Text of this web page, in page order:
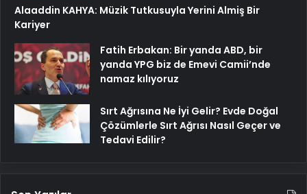
Alaaddin KAHYA: Müzik Tutkusuyla Yerini Almiş Bir
Kariyer
Fatih Erbakan: Bir yanda ABD, bir
yanda YPG biz de Emevi Camii’nde
namaz kılıyoruz
Sırt Ağrısına Ne İyi Gelir? Evde Doğal
Çözümlerle Sırt Ağrısı Nasıl Geçer ve
Tedavi Edilir?